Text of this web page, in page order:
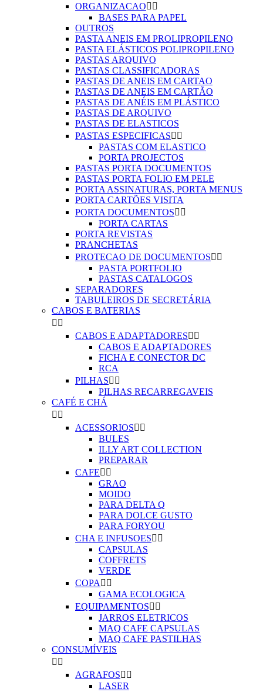
ORGANIZACAO 
BASES PARA PAPEL
OUTROS
PASTA ANEIS EM PROLIPROPILENO
PASTA ELÁSTICOS POLIPROPILENO
PASTAS ARQUIVO
PASTAS CLASSIFICADORAS
PASTAS DE ANEIS EM CARTAO
PASTAS DE ANEIS EM CARTÃO
PASTAS DE ANÉIS EM PLÁSTICO
PASTAS DE ARQUIVO
PASTAS DE ELASTICOS
PASTAS ESPECIFICAS 
PASTAS COM ELASTICO
PORTA PROJECTOS
PASTAS PORTA DOCUMENTOS
PASTAS PORTA FOLIO EM PELE
PORTA ASSINATURAS, PORTA MENUS
PORTA CARTÕES VISITA
PORTA DOCUMENTOS 
PORTA CARTAS
PORTA REVISTAS
PRANCHETAS
PROTECAO DE DOCUMENTOS 
PASTA PORTFOLIO
PASTAS CATALOGOS
SEPARADORES
TABULEIROS DE SECRETÁRIA
CABOS E BATERIAS
 
CABOS E ADAPTADORES 
CABOS E ADAPTADORES
FICHA E CONECTOR DC
RCA
PILHAS 
PILHAS RECARREGAVEIS
CAFÉ E CHÁ
 
ACESSORIOS 
BULES
ILLY ART COLLECTION
PREPARAR
CAFE 
GRAO
MOIDO
PARA DELTA Q
PARA DOLCE GUSTO
PARA FORYOU
CHA E INFUSOES 
CAPSULAS
COFFRETS
VERDE
COPA  
GAMA ECOLOGICA
EQUIPAMENTOS 
JARROS ELETRICOS
MAQ CAFE CAPSULAS
MAQ CAFE PASTILHAS
CONSUMÍVEIS
 
AGRAFOS 
LASER